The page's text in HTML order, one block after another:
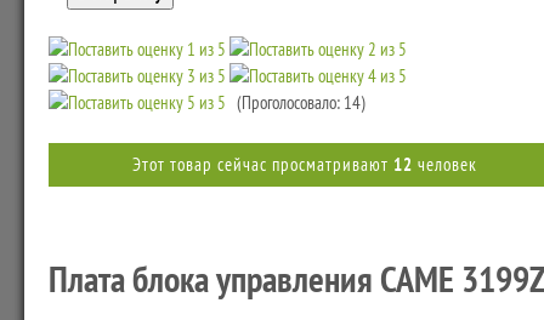
(Проголосовало: 14)
Этот товар сейчас просматривают 12 человек
Плата блока управления CAME